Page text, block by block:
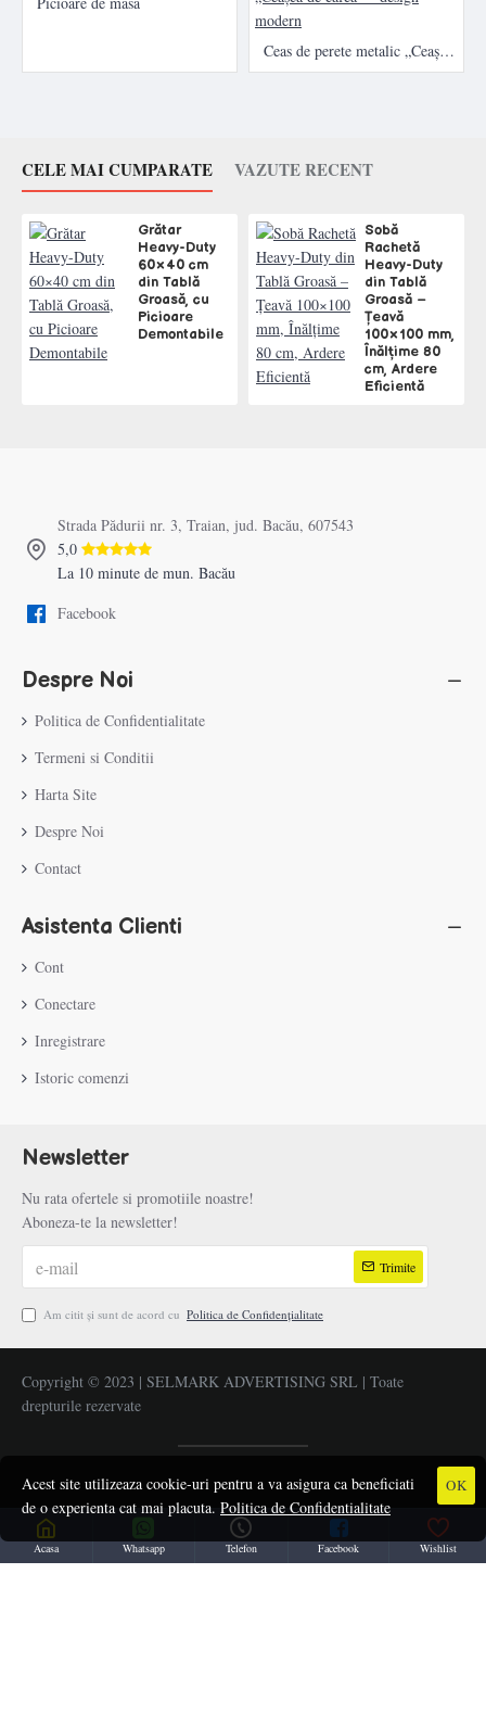
Ceas de perete metalic „Ceașcă de cafea” – design modern
CELE MAI CUMPARATE VAZUTE RECENT
Grătar
Heavy-Duty
60×40 cm
din Tablă
Groasă, cu
Picioare
Demontabile
Sobă
Rachetă
Heavy-Duty
din Tablă
Groasă –
Țeavă
100×100 mm,
Înălțime 80
cm, Ardere
Eficientă
Strada Pădurii nr. 3, Traian, jud. Bacău, 607543
5,0
La 10 minute de mun. Bacău
Facebook
Despre Noi
Politica de Confidentialitate
Termeni si Conditii
Harta Site
Despre Noi
Contact
Asistenta Clienti
Cont
Conectare
Inregistrare
Istoric comenzi
Newsletter
Nu rata ofertele si promotiile noastre!
Aboneza-te la newsletter!
Trimite
Am citit şi sunt de acord cu Politica de Confidențialitate
Copyright © 2023 | SELMARK ADVERTISING SRL | Toate
drepturile rezervate
Acasa Whatsapp Telefon Facebook Wishlist
OK
Acest site utilizeaza cookie-uri pentru a va asigura ca beneficiati
de o experienta cat mai placuta. Politica de Confidentialitate